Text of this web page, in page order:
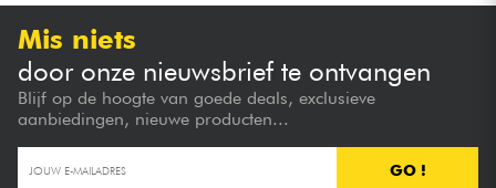
Mis niets
door onze nieuwsbrief te ontvangen
Blijf op de hoogte van goede deals, exclusieve
aanbiedingen, nieuwe producten...
GO !